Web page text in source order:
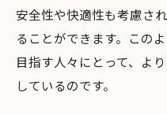
安全性や快適性も考慮さ
ることができます。この
目指す人々にとって、よ
しているのです。